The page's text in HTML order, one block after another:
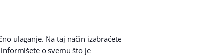
ulaganje. Na taj način izabraćete
o svemu što je